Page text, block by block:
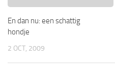
En dan nu: een schattig
hondje
2 OCT, 2009